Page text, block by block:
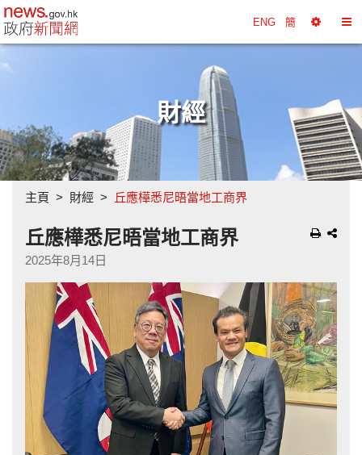
政府新聞網主頁 ENG 簡
擇
換
財經
主頁 財經 丘應樺悉尼晤當地工商界
丘應樺悉尼晤當地工商界
2025年8月14日